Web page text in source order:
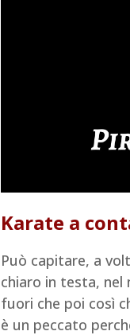
Karate a
Può capitare, a
chiaro in testa, nel
fuori che poi così
è un peccato